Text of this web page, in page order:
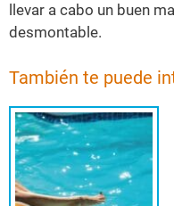
llevar a cabo un buen
desmontable.
También te puede